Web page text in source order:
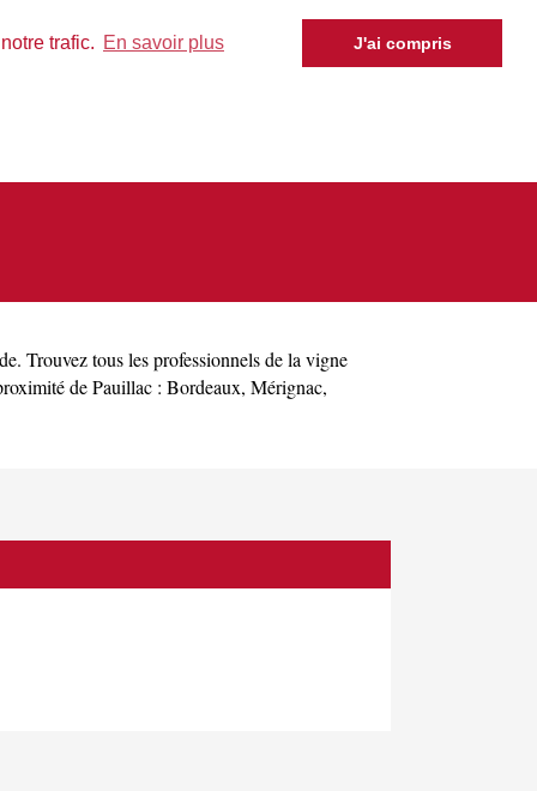
trafic. En savoir plus J'ai compris
. Trouvez tous les professionnels de la vigne
de Pauillac : Bordeaux, Mérignac,